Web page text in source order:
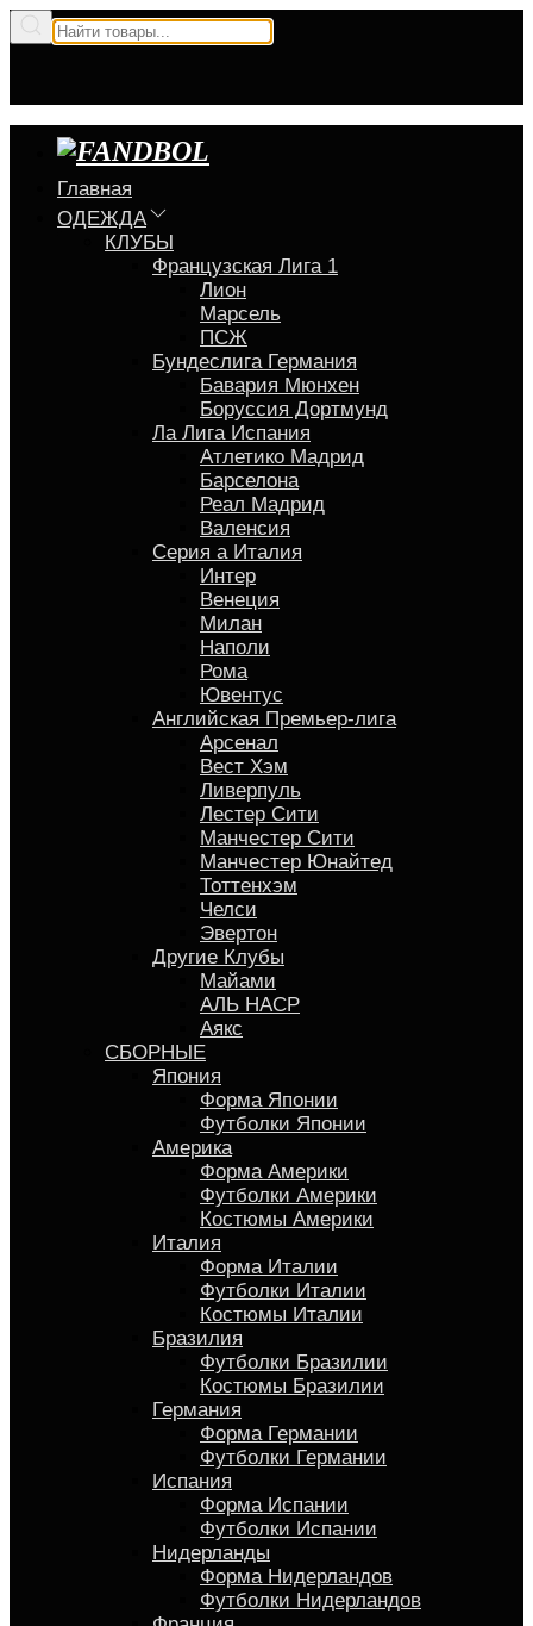
Главная
ОДЕЖДА
КЛУБЫ
Французская Лига 1
Лион
Марсель
ПСЖ
Бундеслига Германия
Бавария Мюнхен
Боруссия Дортмунд
Ла Лига Испания
Атлетико Мадрид
Барселона
Реал Мадрид
Валенсия
Серия a Италия
Интер
Венеция
Милан
Наполи
Рома
Ювентус
Английская Премьер-лига
Арсенал
Вест Хэм
Ливерпуль
Лестер Сити
Манчестер Сити
Манчестер Юнайтед
Тоттенхэм
Челси
Эвертон
Другие Клубы
Майами
АЛЬ НАСР
Аякс
СБОРНЫЕ
Япония
Форма Японии
Футболки Японии
Америка
Форма Америки
Футболки Америки
Костюмы Америки
Италия
Форма Италии
Футболки Италии
Костюмы Италии
Бразилия
Футболки Бразилии
Костюмы Бразилии
Германия
Форма Германии
Футболки Германии
Испания
Форма Испании
Футболки Испании
Нидерланды
Форма Нидерландов
Футболки Нидерландов